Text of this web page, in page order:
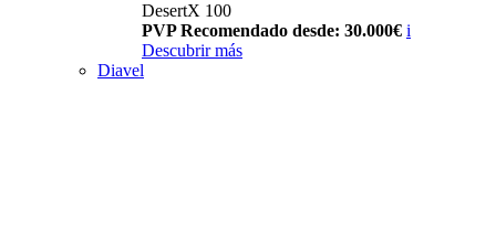
DesertX 100
PVP Recomendado desde: 30.000€ i
Descubrir más
Diavel